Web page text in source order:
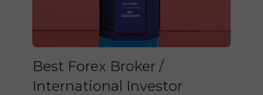
Best Forex Broker /
International Investor